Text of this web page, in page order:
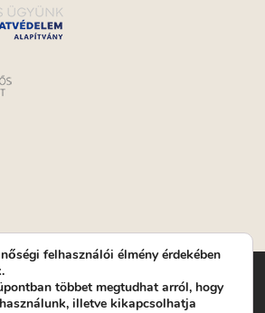
Közhasznú Nonprofit Kft. | Működési
1089 Budapest, Kálvária tér 6. |
felhasználói élmény érdekében
többet megtudhat arról, hogy
illetve kikapcsolhatja